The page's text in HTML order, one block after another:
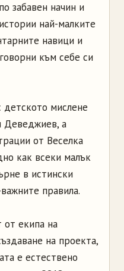
забавен начин и
най-малките
навици и
към себе си
детското мислене
Деведжиев, а
от Веселка
как всеки малък
в истински
правила.
от екипа на
на проекта,
е естествено